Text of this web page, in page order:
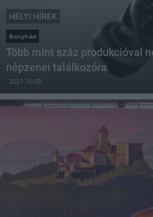
HELYI HÍREK
Bonyhád
Több mint száz produkcióval
népzenei találkozóra
2021.10.05